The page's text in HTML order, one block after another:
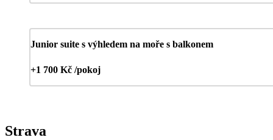
Junior suite s výhledem na moře s balkonem
+1 700 Kč /pokoj
Strava